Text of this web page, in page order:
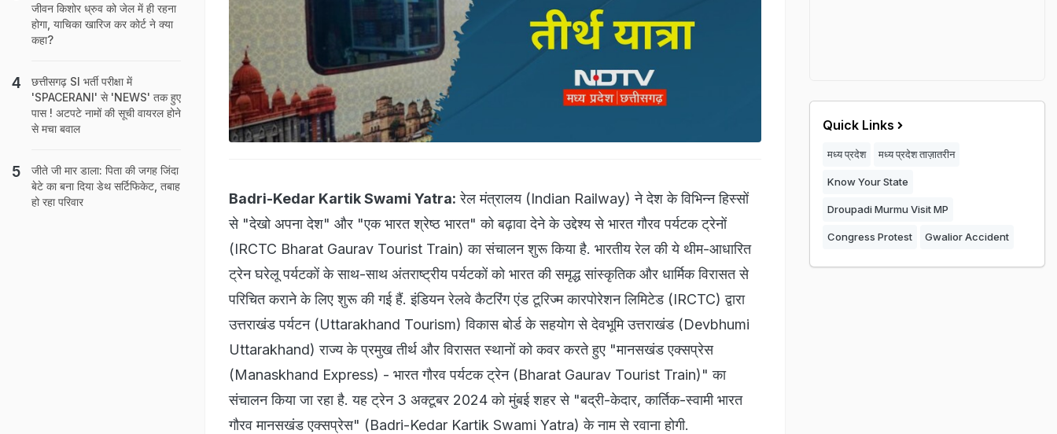
Badri-Kedar Kartik Swami Yatra: रेल मंत्रालय (Indian Railway) ने देश के विभिन्न हिस्सों
से "देखो अपना देश" और "एक भारत श्रेष्ठ भारत" को बढ़ावा देने के उद्देश्य से भारत गौरव पर्यटक ट्रेनों
(IRCTC Bharat Gaurav Tourist Train) का संचालन शुरू किया है. भारतीय रेल की ये थीम-आधारित
ट्रेन घरेलू पर्यटकों के साथ-साथ अंतराष्ट्रीय पर्यटकों को भारत की समृद्ध सांस्कृतिक और धार्मिक विरासत से
परिचित कराने के लिए शुरू की गई हैं. इंडियन रेलवे कैटरिंग एंड टूरिज्म कारपोरेशन लिमिटेड (IRCTC) द्वारा
उत्तराखंड पर्यटन (Uttarakhand Tourism) विकास बोर्ड के सहयोग से देवभूमि उत्तराखंड (Devbhumi
Uttarakhand) राज्य के प्रमुख तीर्थ और विरासत स्थानों को कवर करते हुए "मानसखंड एक्सप्रेस
(Manaskhand Express) - भारत गौरव पर्यटक ट्रेन (Bharat Gaurav Tourist Train)" का
संचालन किया जा रहा है. यह ट्रेन 3 अक्टूबर 2024 को मुंबई शहर से "बद्री-केदार, कार्तिक-स्वामी भारत
गौरव मानसखंड एक्सप्रेस" (Badri-Kedar Kartik Swami Yatra) के नाम से रवाना होगी.
जीवन किशोर ध्रुव को जेल में ही रहना
होगा, याचिका खारिज कर कोर्ट ने क्‍या
कहा?
छत्तीसगढ़ SI भर्ती परीक्षा में
'SPACERANI' से 'NEWS' तक हुए
पास ! अटपटे नामों की सूची वायरल होने
से मचा बवाल
जीते जी मार डाला: पिता की जगह जिंदा
बेटे का बना दिया डेथ सर्टिफिकेट, तबाह
हो रहा परिवार
Quick Links
मध्य प्रदेश मध्य प्रदेश ताज़ातरीन
Know Your State
Droupadi Murmu Visit MP
Congress Protest Gwalior Accident